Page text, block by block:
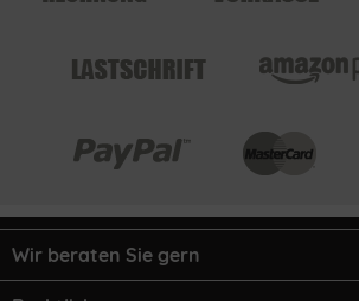
Wir beraten Sie gern